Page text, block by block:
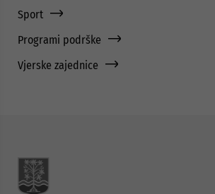
Sport
Programi podrške
Vjerske zajednice